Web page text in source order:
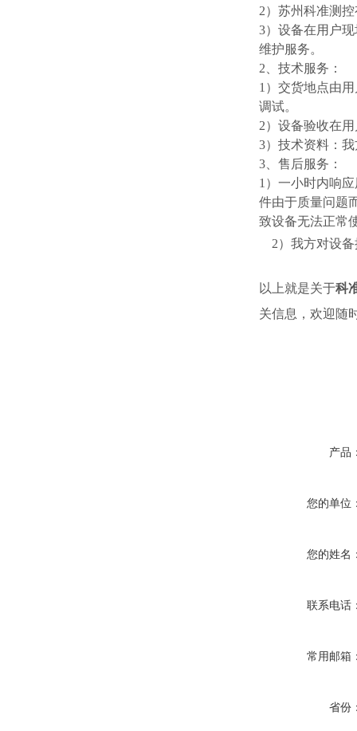
2）苏州科准测
3）设备在用户
维护服务。
2、技术服务：
1）交货地点由
调试。
2）设备验收在
3）技术资料：
3、售后服务：
1）一小时内响
件由于质量问题
致设备无法正常
2）我方对设
以上就是关于科
关信息，欢迎随
产品
您的单位
您的姓名
联系电话
常用邮箱
省份